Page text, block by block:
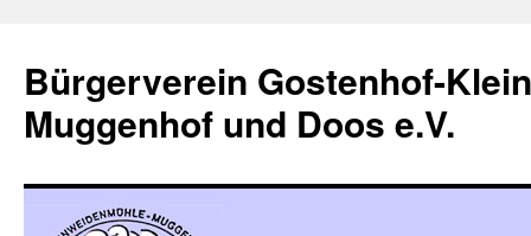
springen
Bürgerverein Gostenhof-
Muggenhof und Doos e.V.